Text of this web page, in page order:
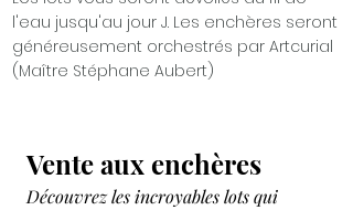
l'eau jusqu'au jour J. Les enchères seront
généreusement orchestrés par Artcurial
(Maître Stéphane Aubert)
Vente aux enchères
Découvrez les incroyables lots qui